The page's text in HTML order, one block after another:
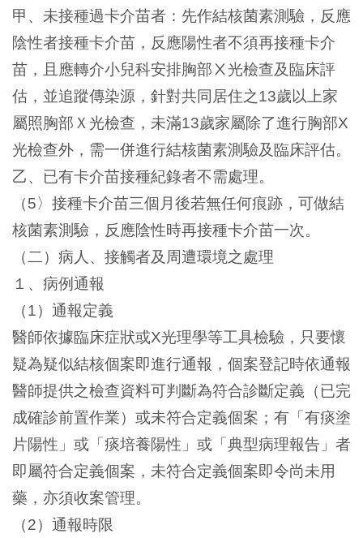
甲、未接種過卡介苗者：先作結核菌素測驗，反應
陰性者接種卡介苗，反應陽性者不須再接種卡介
苗，且應轉介小兒科安排胸部Ⅹ光檢查及臨床評
估，並追蹤傳染源，針對共同居住之13歲以上家
屬照胸部Ｘ光檢查，未滿13歲家屬除了進行胸部X
光檢查外，需一併進行結核菌素測驗及臨床評估。
乙、已有卡介苗接種紀錄者不需處理。
（5〉接種卡介苗三個月後若無任何痕跡，可做結
核菌素測驗，反應陰性時再接種卡介苗一次。
（二）病人、接觸者及周遭環境之處理
１、病例通報
（1）通報定義
醫師依據臨床症狀或X光理學等工具檢驗，只要懷
疑為疑似結核個案即進行通報，個案登記時依通報
醫師提供之檢查資料可判斷為符合診斷定義（已完
成確診前置作業）或未符合定義個案；有「有痰塗
片陽性」或「痰培養陽性」或「典型病理報告」者
即屬符合定義個案，未符合定義個案即令尚未用
藥，亦須收案管理。
（2）通報時限